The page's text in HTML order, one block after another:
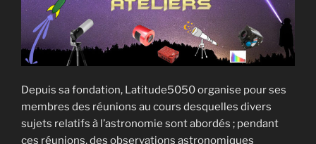
Depuis sa fondation, Latitude5050 organise pour ses
membres des réunions au cours desquelles divers
sujets relatifs à l’astronomie sont abordés ; pendant
ces réunions, des observations astronomiques